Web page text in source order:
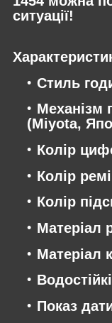
ситуації!
Стиль
Механізм
(Miyota,
Колір
Колір
Колір
Матеріал
Матеріал
Показ